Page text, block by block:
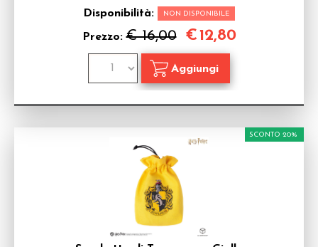
Disponibilità: NON DISPONIBILE
Prezzo:€ 16,00 €12,80
SCONTO 20%